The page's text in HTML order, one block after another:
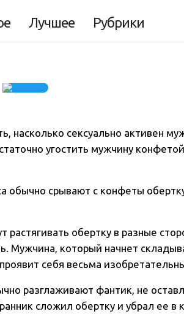
Лучшее Рубрики
насколько сексуально активен
угостить мужчину
обычно срывают с конфеты
растягивать обертку в разные
Мужчина, который начнет
себя весьма
разглаживают фантик, не
сложил обертку и убрал ее в